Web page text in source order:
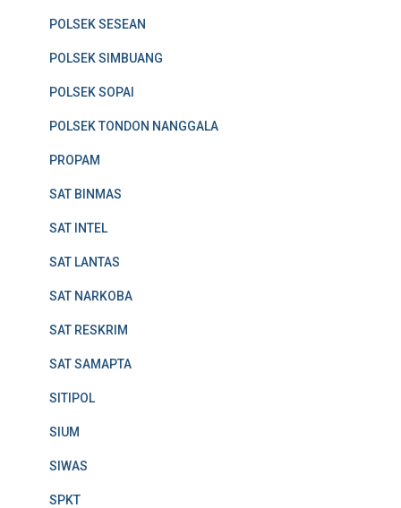
POLSEK SESEAN
POLSEK SIMBUANG
POLSEK SOPAI
POLSEK TONDON NANGGALA
PROPAM
SAT BINMAS
SAT INTEL
SAT LANTAS
SAT NARKOBA
SAT RESKRIM
SAT SAMAPTA
SITIPOL
SIUM
SIWAS
SPKT